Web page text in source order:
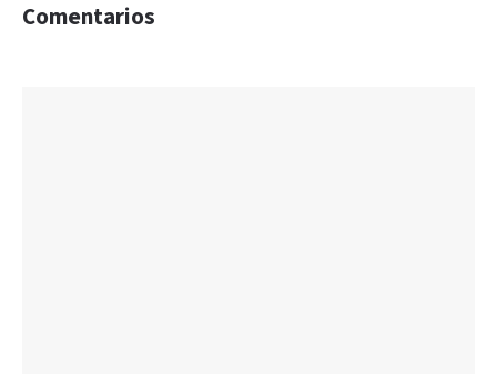
Comentarios